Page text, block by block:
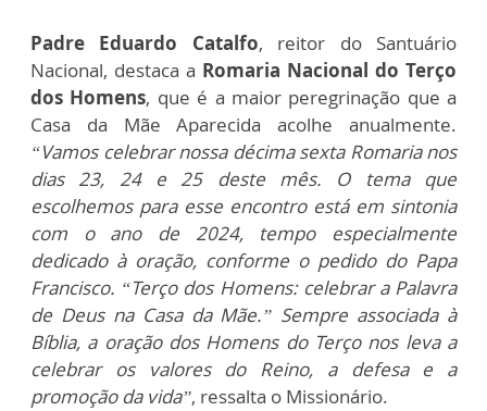
Padre Eduardo Catalfo, reitor do Santuário
Nacional, destaca a Romaria Nacional do Terço
dos Homens, que é a maior peregrinação que a
Casa da Mãe Aparecida acolhe anualmente.
“Vamos celebrar nossa décima sexta Romaria nos
dias 23, 24 e 25 deste mês. O tema que
escolhemos para esse encontro está em sintonia
com o ano de 2024, tempo especialmente
dedicado à oração, conforme o pedido do Papa
Francisco. “Terço dos Homens: celebrar a Palavra
de Deus na Casa da Mãe.” Sempre associada à
Bíblia, a oração dos Homens do Terço nos leva a
celebrar os valores do Reino, a defesa e a
promoção da vida”, ressalta o Missionário.